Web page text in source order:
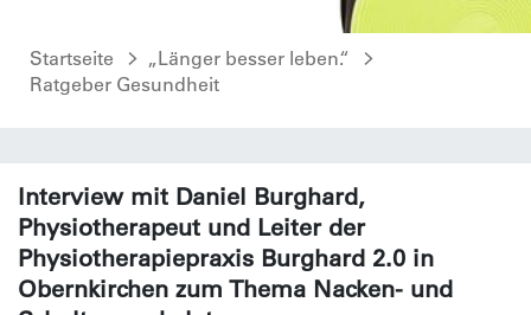
Startseite
„Länger besser leben.“
Ratgeber Gesundheit
Interview mit Daniel Burghard,
Physiotherapeut und Leiter der
Physiotherapiepraxis Burghard 2.0 in
Obernkirchen zum Thema Nacken- und